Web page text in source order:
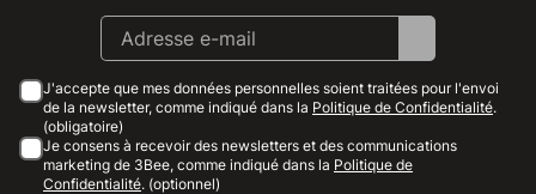
J'accepte que mes données personnelles soient traitées pour l'envoi
de la newsletter, comme indiqué dans la Politique de Confidentialité.
(obligatoire)
Je consens à recevoir des newsletters et des communications
marketing de 3Bee, comme indiqué dans la Politique de
Confidentialité. (optionnel)